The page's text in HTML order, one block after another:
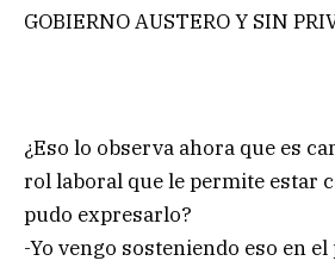
GOBIERNO AUSTERO Y SIN
¿Eso lo observa ahora que es
rol laboral que le permite estar
pudo expresarlo?
-Yo vengo sosteniendo eso en